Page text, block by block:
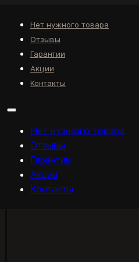
Нет нужного товара
Отзывы
Гарантии
Акции
Контакты
Нет нужного товара
Отзывы
Гарантии
Акции
Контакты